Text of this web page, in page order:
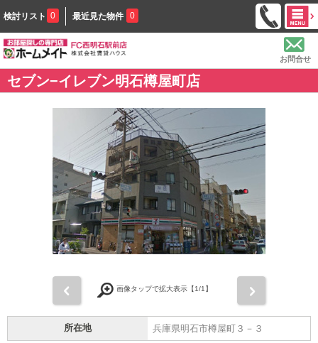
検討リスト 0 最近見た物件 0
お問合せ
セブン−イレブン明石樽屋町店
画像タップで拡大表示【1/1】
所在地 兵庫県明石市樽屋町３－３